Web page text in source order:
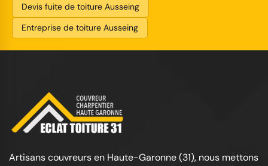
Devis fuite de toiture Ausseing
Entreprise de toiture Ausseing
Artisans couvreurs en Haute-Garonne (31), nous mettons